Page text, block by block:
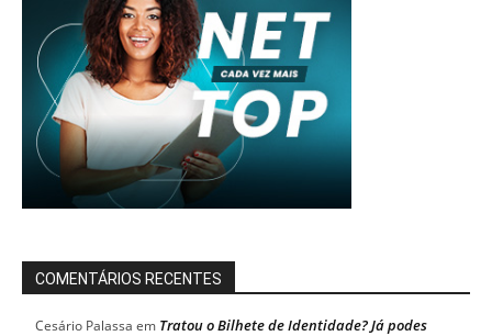
COMENTÁRIOS RECENTES
Cesário Palassa em Tratou o Bilhete de Identidade? Já podes